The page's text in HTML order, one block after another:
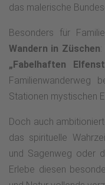
das malerische
Besonders für
Wandern in Züschen
„Fabelhaften
Familienwanderweg
Stationen mystischen
Doch auch
das spirituelle
und Sagenweg oder
Erlebe diesen